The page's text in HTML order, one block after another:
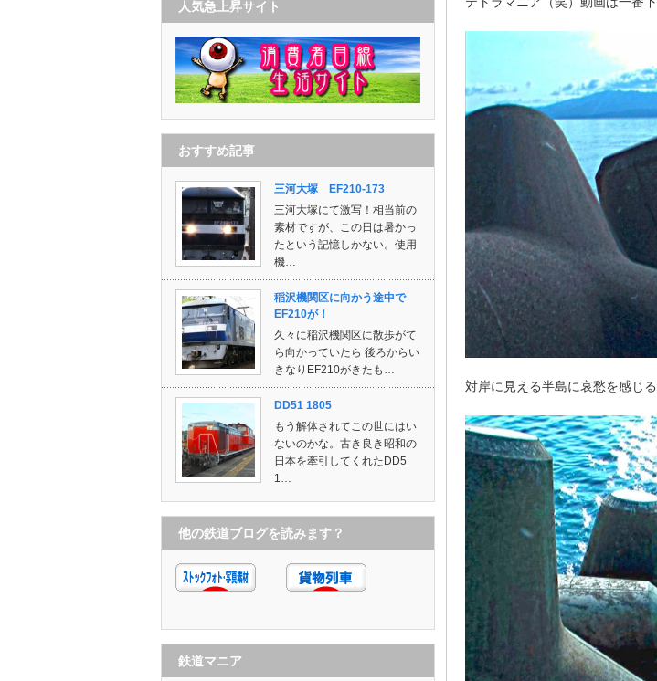
対岸に見える半島に哀愁を感じる
人気急上昇サイト
おすすめ記事
三河大塚 EF210-173
三河大塚にて激写！相当前の
素材ですが、この日は暑かっ
たという記憶しかない。使用
機…
稲沢機関区に向かう途中で
EF210が！
久々に稲沢機関区に散歩がて
ら向かっていたら 後ろからい
きなりEF210がきたも…
DD51 1805
もう解体されてこの世にはい
ないのかな。古き良き昭和の
日本を牽引してくれたDD5
1…
他の鉄道ブログを読みます？
鉄道マニア